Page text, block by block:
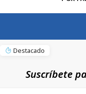
Destacado
Suscríbete